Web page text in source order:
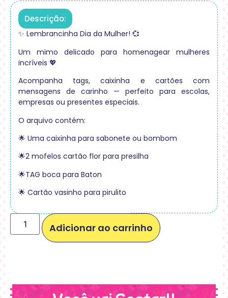
Descrição:
✨ Lembrancinha Dia da Mulher! 💞
Um mimo delicado para homenagear mulheres
incríveis 💖
Acompanha tags, caixinha e cartões com
mensagens de carinho — perfeito para escolas,
empresas ou presentes especiais.
O arquivo contém:
🌟 Uma caixinha para sabonete ou bombom
🌟2 mofelos cartão flor para presilha
🌟TAG boca para Baton
🌟 Cartão vasinho para pirulito
Adicionar ao carrinho